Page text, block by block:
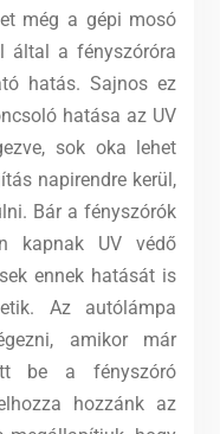
még a gépi mosó
által a fényszóróra
hatás. Sajnos ez
hatása az UV
sok oka lehet
napirendre kerül,
Bár a fényszórók
kapnak UV védő
ennek hatását is
Az autólámpa
amikor már
be a fényszóró
hozzánk az